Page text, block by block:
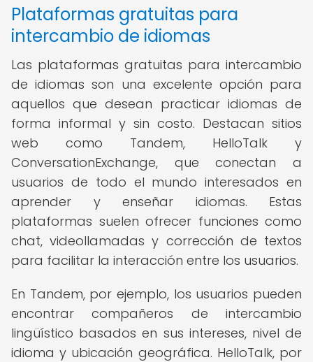
Plataformas gratuitas para
intercambio de idiomas
Las plataformas gratuitas para intercambio
de idiomas son una excelente opción para
aquellos que desean practicar idiomas de
forma informal y sin costo. Destacan sitios
web como Tandem, HelloTalk y
ConversationExchange, que conectan a
usuarios de todo el mundo interesados en
aprender y enseñar idiomas. Estas
plataformas suelen ofrecer funciones como
chat, videollamadas y corrección de textos
para facilitar la interacción entre los usuarios.
En Tandem, por ejemplo, los usuarios pueden
encontrar compañeros de intercambio
lingüístico basados en sus intereses, nivel de
idioma y ubicación geográfica. HelloTalk, por